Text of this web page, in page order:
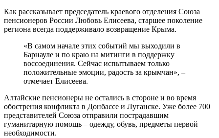
Как рассказывает председатель краевого отделения Союза
пенсионеров России Любовь Елисеева, старшее поколение
региона всегда поддерживало возвращение Крыма.
«В самом начале этих событий мы выходили в
Барнауле и по краю на митинги в поддержку
воссоединения. Сейчас испытываем только
положительные эмоции, радость за крымчан», –
отмечает Елисеева.
Алтайские пенсионеры не остались в стороне и во время
обострения конфликта в Донбассе и Луганске. Уже более 700
представителей Союза отправили пострадавшим
гуманитарную помощь – одежду, обувь, предметы первой
необходимости.